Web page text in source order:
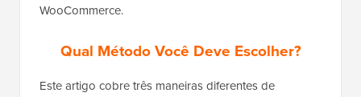
WooCommerce.
Qual Método Você Deve Escolher?
Este artigo cobre três maneiras diferentes de